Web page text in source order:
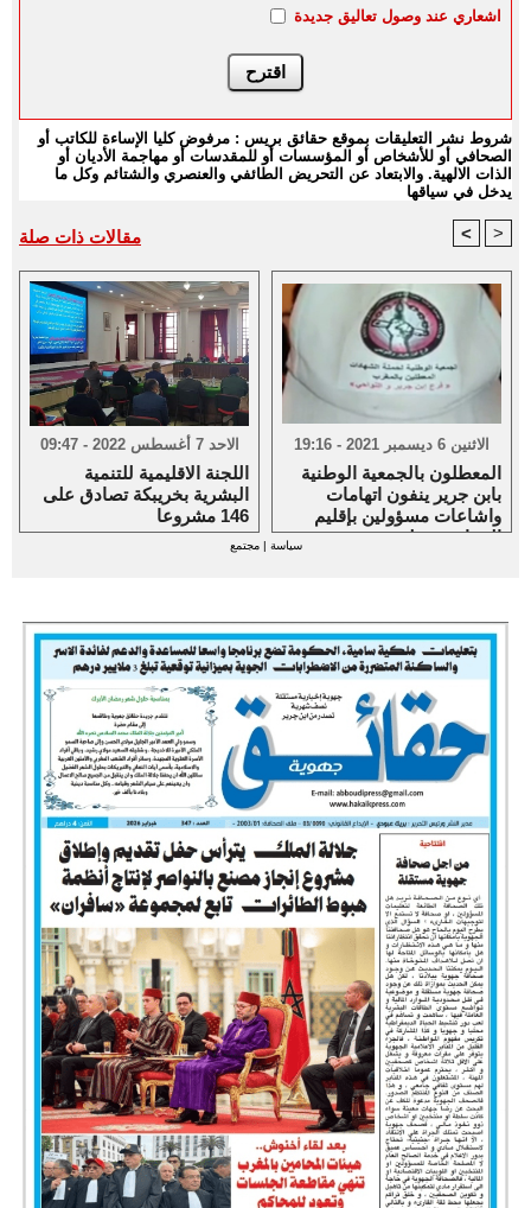
اشعاري عند وصول تعاليق جديدة
شروط نشر التعليقات بموقع حقائق بريس : مرفوض كليا الإساءة للكاتب أو
الصحافي أو للأشخاص أو المؤسسات أو للمقدسات أو مهاجمة الأديان أو
الذات الالهية. والابتعاد عن التحريض الطائفي والعنصري والشتائم وكل ما
يدخل في سياقها
مقالات ذات صلة < >
الاحد 7 أغسطس 2022 - 09:47
اللجنة الاقليمية للتنمية
البشرية بخريبكة تصادق على
146 مشروعا
الاثنين 6 ديسمبر 2021 - 19:16
المعطلون بالجمعية الوطنية
بابن جرير ينفون اتهامات
واشاعات مسؤولين بإقليم
الرحامنة حولهم
سياسة |مجتمع